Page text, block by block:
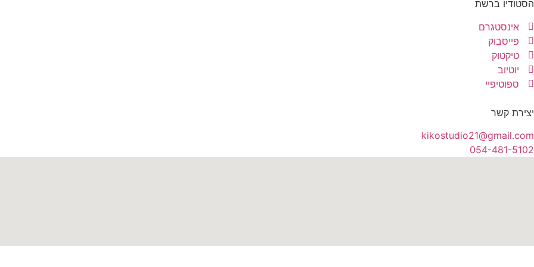
הסטודיו ברשת
אינסטגרם
פייסבוק
טיקטוק
יוטיוב
ספוטיפיי
יצירת קשר
kikostudio21@gmail.com
054-481-5102